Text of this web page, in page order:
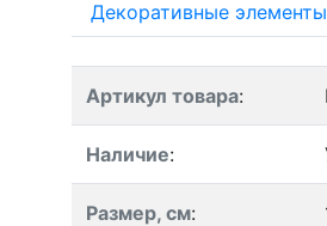
Декоративные
Артикул товара:
Наличие:
Размер, см: